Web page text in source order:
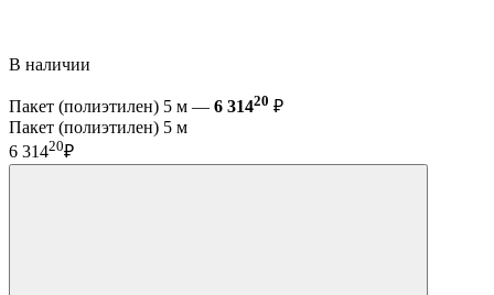
В наличии
Пакет (полиэтилен) 5 м — 6 31420 ₽
Пакет (полиэтилен) 5 м
6 31420₽